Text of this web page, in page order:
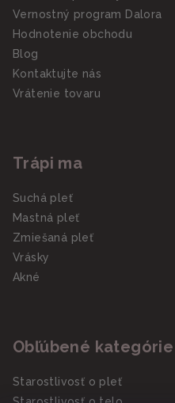
Vernostný program Dalora
Hodnotenie obchodu
Blog
Kontaktujte nás
Vrátenie tovaru
Trápi ma
Suchá pleť
Mastná pleť
Zmiešaná pleť
Vrásky
Akné
Obľúbené kategórie
Starostlivosť o pleť